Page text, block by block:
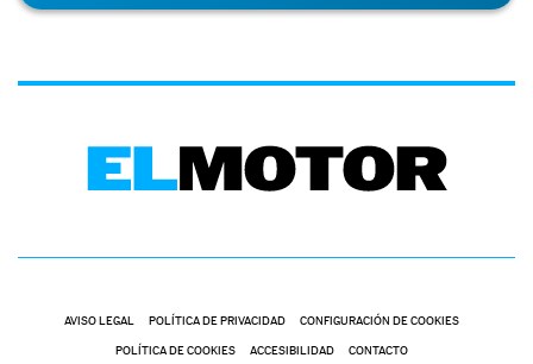
AVISO LEGAL POLÍTICA DE PRIVACIDAD CONFIGURACIÓN DE COOKIES
POLÍTICA DE COOKIES ACCESIBILIDAD CONTACTO